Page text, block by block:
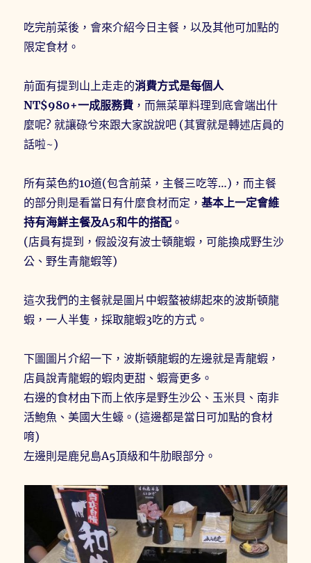
吃完前菜後，會來介紹今日主餐，以及其他可加點的
限定食材。
前面有提到山上走走的消費方式是每個人
NT$980+一成服務費 ，而無菜單料理到底會端出什
麼呢? 就讓碌兮來跟大家說說吧 (其實就是轉述店員的
話啦~)
所有菜色約10道(包含前菜，主餐三吃等…)，而主餐
的部分則是看當日有什麼食材而定，基本上一定會維
持有海鮮主餐及A5和牛的搭配 。
(店員有提到，假設沒有波士頓龍蝦，可能換成野生沙
公、野生青龍蝦等)
這次我們的主餐就是圖片中蝦螯被綁起來的波斯頓龍
蝦，一人半隻，採取龍蝦3吃的方式。
下圖圖片介紹一下，波斯頓龍蝦的左邊就是青龍蝦，
店員說青龍蝦的蝦肉更甜、蝦膏更多。
右邊的食材由下而上依序是野生沙公、玉米貝、南非
活鮑魚、美國大生蠔。(這邊都是當日可加點的食材
唷)
左邊則是鹿兒島A5頂級和牛肋眼部分。